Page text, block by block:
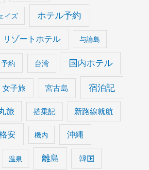
イズ ホテル予約
リゾートホテル 与論島
予約 台湾 国内ホテル
女子旅 宮古島 宿泊記
旅 搭乗記 新路線就航
安 機内 沖縄
温泉 離島 韓国